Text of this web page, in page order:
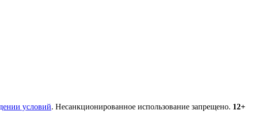
условий. Несанкционированное использование запрещено. 12+